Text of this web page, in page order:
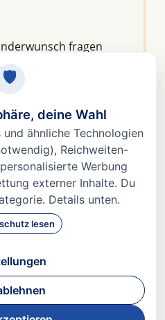
fragen
Nein, aber er kann
Gleichgewicht
|
|